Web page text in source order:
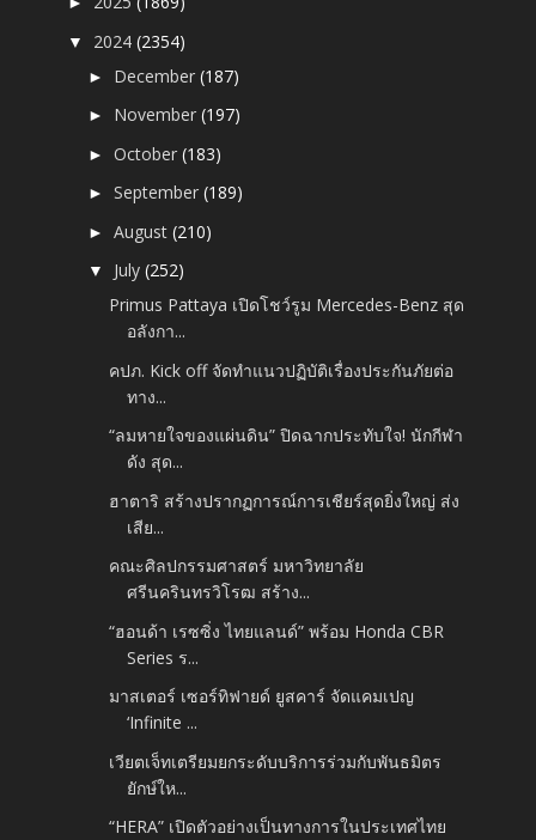
▼ 2024(2354)
► December(187)
► November(197)
►October(183)
►September(189)
►August(210)
▼ July(252)
Primus Pattaya เปิดโชว์รูม Mercedes-Benz สุด
อลังกา...
คปภ. Kick off จัดทำแนวปฏิบัติเรื่องประกันภัยต่อ
ทาง...
“ลมหายใจของแผ่นดิน” ปิดฉากประทับใจ! นักกีฬา
ดัง สุด...
ฮาตาริ สร้างปรากฏการณ์การเชียร์สุดยิ่งใหญ่ ส่ง
เสีย...
คณะศิลปกรรมศาสตร์ มหาวิทยาลัย
ศรีนครินทรวิโรฒ สร้าง...
“ฮอนด้า เรซซิ่ง ไทยแลนด์” พร้อม Honda CBR
Series ร...
มาสเตอร์ เซอร์ทิฟายด์ ยูสคาร์ จัดแคมเปญ
‘Infinite ...
เวียตเจ็ทเตรียมยกระดับบริการร่วมกับพันธมิตร
ยักษ์ให...
“HERA” เปิดตัวอย่างเป็นทางการในประเทศไทย